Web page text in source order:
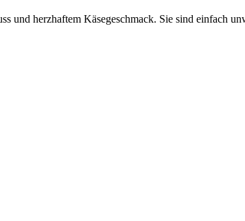
und herzhaftem Käsegeschmack. Sie sind einfach